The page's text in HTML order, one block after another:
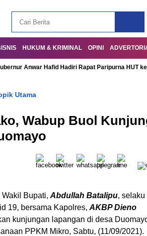
HUKUM & KRIMINAL OPINI
Anwar Hafid Hadiri Rapat Paripurna HUT
Utama
Wabup Buol
Wakil Bupati, Abdullah Batalipu, selaku
19, bersama Kapolres, AKBP Dieno
kunjungan lapangan di desa
PPKM Mikro, Sabtu, (11/09/2021).